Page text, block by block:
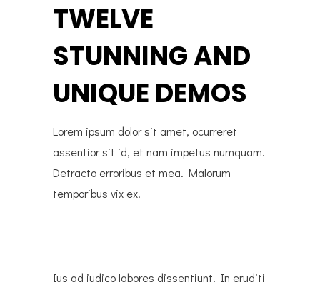
TWELVE
STUNNING AND
UNIQUE DEMOS
Lorem ipsum dolor sit amet, ocurreret
assentior sit id, et nam impetus numquam.
Detracto erroribus et mea. Malorum
temporibus vix ex.
Ius ad iudico labores dissentiunt. In eruditi